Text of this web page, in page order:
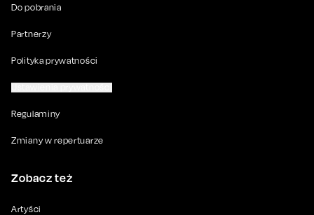
Do pobrania
Partnerzy
Polityka prywatności
Regulaminy
Zmiany w repertuarze
Zobacz też
Artyści